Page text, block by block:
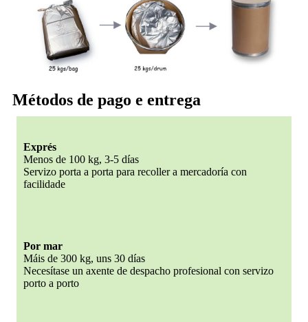
Métodos de pago e entrega
Exprés
Menos de 100 kg, 3-5 días
Servizo porta a porta para recoller a mercadoría con
facilidade
Por mar
Máis de 300 kg, uns 30 días
Necesítase un axente de despacho profesional con servizo
porto a porto